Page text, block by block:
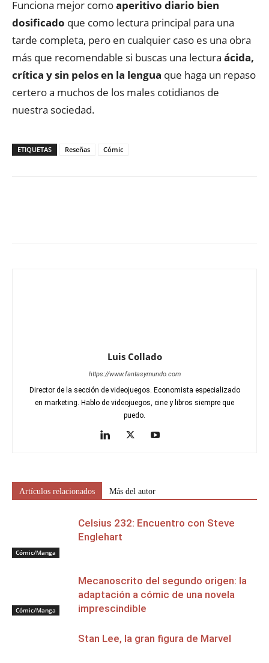
Funciona mejor comoaperitivo diario bien
dosificado que como lectura principal para una
tarde completa, pero en cualquier caso es una obra
más que recomendable si buscas una lectura ácida,
crítica y sin pelos en la lengua que haga un repaso
certero a muchos de los males cotidianos de
nuestra sociedad.
ETIQUETAS Reseñas Cómic
Luis Collado
https://www.fantasymundo.com
Director de la sección de videojuegos. Economista especializado
en marketing. Hablo de videojuegos, cine y libros siempre que
puedo.
Artículos relacionados Más del autor
Cómic/Manga
Celsius 232: Encuentro con Steve
Englehart
Cómic/Manga
Mecanoscrito del segundo origen: la
adaptación a cómic de una novela
imprescindible
Stan Lee, la gran figura de Marvel